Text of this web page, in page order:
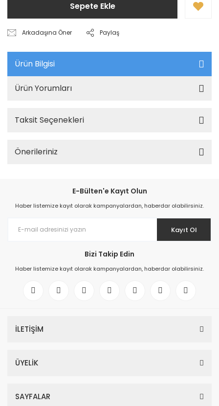
Sepete Ekle
Arkadaşına Öner Paylaş
Ürün Bilgisi
Ürün Yorumları
Taksit Seçenekleri
Önerileriniz
E-Bülten'e Kayıt Olun
Haber listemize kayıt olarak kampanyalardan, haberdar olabilirsiniz.
Kayıt Ol
Bizi Takip Edin
Haber listemize kayıt olarak kampanyalardan, haberdar olabilirsiniz.
İLETİŞİM
ÜYELİK
SAYFALAR